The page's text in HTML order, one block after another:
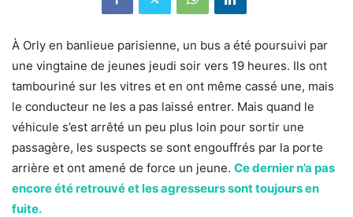
À Orly en banlieue parisienne, un bus a été poursuivi par
une vingtaine de jeunes jeudi soir vers 19 heures. Ils ont
tambouriné sur les vitres et en ont même cassé une, mais
le conducteur ne les a pas laissé entrer. Mais quand le
véhicule s’est arrêté un peu plus loin pour sortir une
passagère, les suspects se sont engouffrés par la porte
arrière et ont amené de force un jeune. Ce dernier n’a pas
encore été retrouvé et les agresseurs sont toujours en
fuite.